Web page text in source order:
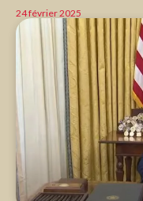
24 février 2025